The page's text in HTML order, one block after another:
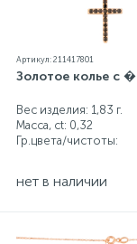
Артикул: 211417801
Золотое колье с �
Вес изделия: 1,83 г.
Масса, ct: 0,32
Гр.цвета/чистоты:
нет в наличии